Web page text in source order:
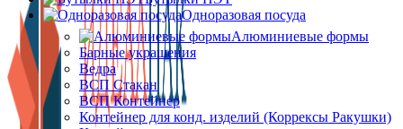
Одноразовая посуда
Алюминиевые формы
Барные украшения
Ведра
ВСП Стакан
ВСП Контейнер
Контейнер для конд. изделий (Коррексы Ракушки)